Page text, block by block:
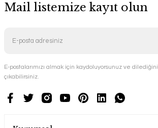
Mail listemize kayıt olun
E-postalarımızı almak için kaydoluyorsunuz ve
çıkabilirsiniz.